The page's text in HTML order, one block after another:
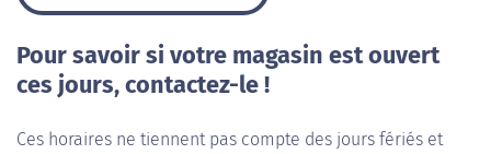
Pour savoir si votre magasin est ouvert
ces jours, contactez-le !
Ces horaires ne tiennent pas compte des jours fériés et